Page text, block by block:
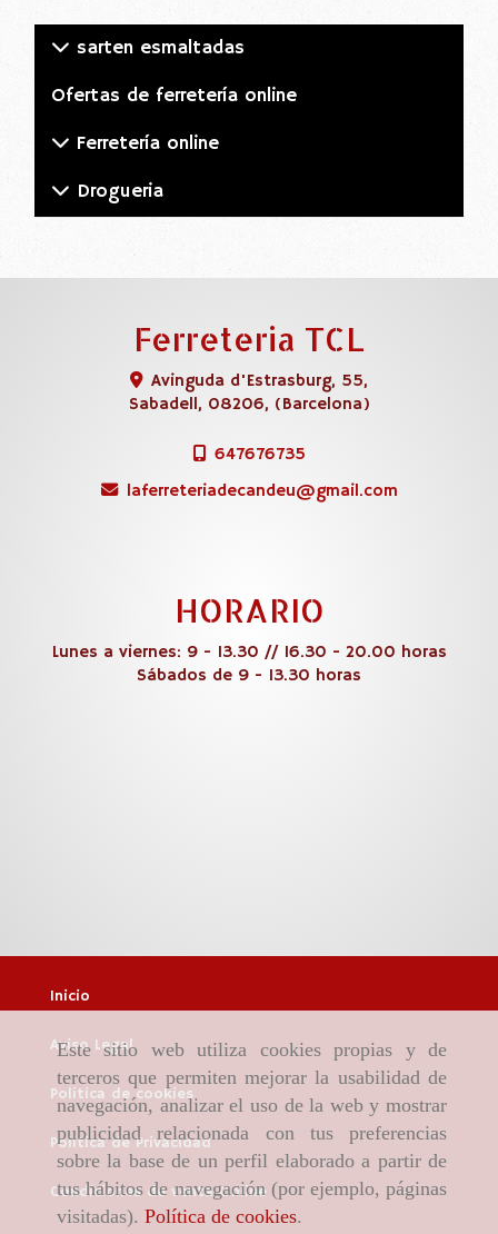
Este sitio web utiliza cookies propias y de
terceros que permiten mejorar la usabilidad de
navegación, analizar el uso de la web y mostrar
publicidad relacionada con tus preferencias
sobre la base de un perfil elaborado a partir de
tus hábitos de navegación (por ejemplo, páginas
visitadas). Política de cookies.
sarten esmaltadas
Ofertas de ferretería online
Ferretería online
Drogueria
Ferreteria TCL
Avinguda d'Estrasburg, 55,
Sabadell, 08206, (Barcelona)
647676735
laferreteriadecandeu
gmail.com
HORARIO
Lunes a viernes: 9 - 13.30 // 16.30 - 20.00 horas
Sábados de 9 - 13.30 horas
Inicio
Aviso Legal
Política de cookies
Política de Privacidad
Condiciones de venta Online